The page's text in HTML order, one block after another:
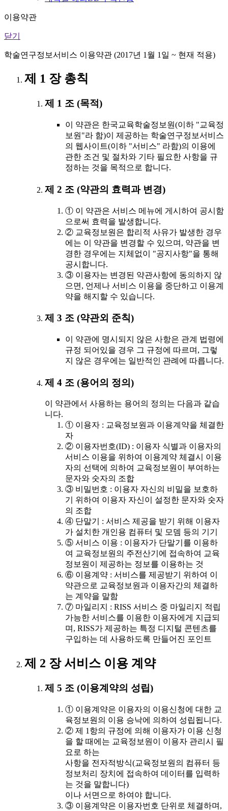
이용약관
닫기
학술연구정보서비스 이용약관 (2017년 1월 1일 ~ 현재 적용)
제 1 장 총칙
제 1 조 (목적)
이 약관은 한국교육학술정보원(이하 "교육정
보원"라 함)이 제공하는 학술연구정보서비스
의 웹사이트(이하 "서비스" 라함)의 이용에
관한 조건 및 절차와 기타 필요한 사항을 규
정하는 것을 목적으로 합니다.
제 2 조 (약관의 효력과 변경)
① 이 약관은 서비스 메뉴에 게시하여 공시함
으로써 효력을 발생합니다.
② 교육정보원은 합리적 사유가 발생한 경우
에는 이 약관을 변경할 수 있으며, 약관을 변
경한 경우에는 지체없이 "공지사항"을 통해
공시합니다.
③ 이용자는 변경된 약관사항에 동의하지 않
으면, 언제나 서비스 이용을 중단하고 이용계
약을 해지할 수 있습니다.
제 3 조 (약관외 준칙)
이 약관에 명시되지 않은 사항은 관계 법령에
규정 되어있을 경우 그 규정에 따르며, 그렇
지 않은 경우에는 일반적인 관례에 따릅니다.
제 4 조 (용어의 정의)
이 약관에서 사용하는 용어의 정의는 다음과 같습
니다.
① 이용자 : 교육정보원과 이용계약을 체결한
자
② 이용자번호(ID) : 이용자 식별과 이용자의
서비스 이용을 위하여 이용계약 체결시 이용
자의 선택에 의하여 교육정보원이 부여하는
문자와 숫자의 조합
③ 비밀번호 : 이용자 자신의 비밀을 보호하
기 위하여 이용자 자신이 설정한 문자와 숫자
의 조합
④ 단말기 : 서비스 제공을 받기 위해 이용자
가 설치한 개인용 컴퓨터 및 모뎀 등의 기기
⑤ 서비스 이용 : 이용자가 단말기를 이용하
여 교육정보원의 주전산기에 접속하여 교육
정보원이 제공하는 정보를 이용하는 것
⑥ 이용계약 : 서비스를 제공받기 위하여 이
약관으로 교육정보원과 이용자간의 체결하
는 계약을 말함
⑦ 마일리지 : RISS 서비스 중 마일리지 적립
가능한 서비스를 이용한 이용자에게 지급되
며, RISS가 제공하는 특정 디지털 콘텐츠를
구입하는 데 사용하도록 만들어진 포인트
제 2 장 서비스 이용 계약
제 5 조 (이용계약의 성립)
① 이용계약은 이용자의 이용신청에 대한 교
육정보원의 이용 승낙에 의하여 성립됩니다.
② 제 1항의 규정에 의해 이용자가 이용 신청
을 할 때에는 교육정보원이 이용자 관리시 필
요로 하는
사항을 전자적방식(교육정보원의 컴퓨터 등
정보처리 장치에 접속하여 데이터를 입력하
는 것을 말합니다)
이나 서면으로 하여야 합니다.
③ 이용계약은 이용자번호 단위로 체결하며,